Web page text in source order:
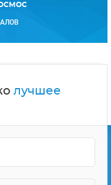
лучшее